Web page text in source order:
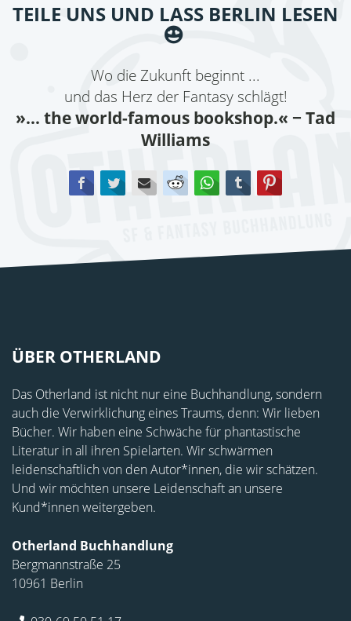
TEILE UNS UND LASS BERLIN LESEN
Wo die Zukunft beginnt ...
und das Herz der Fantasy schlägt!
»... the world-famous bookshop.« − Tad
Williams
FacebookTwitterE-mail Reddit WhatsApp
tumblr
ÜBER OTHERLAND
Das Otherland ist nicht nur eine Buchhandlung, sondern
auch die Verwirklichung eines Traums, denn: Wir lieben
Bücher. Wir haben eine Schwäche für phantastische
Literatur in all ihren Spielarten. Wir schwärmen
leidenschaftlich von den Autor*innen, die wir schätzen.
Und wir möchten unsere Leidenschaft an unsere
Kund*innen weitergeben.
Otherland Buchhandlung
Bergmannstraße 25
10961 Berlin